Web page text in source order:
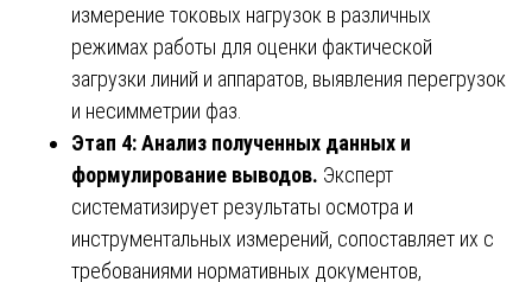
измерение токовых нагрузок в различных
режимах работы для оценки фактической
загрузки линий и аппаратов, выявления перегрузок
и несимметрии фаз.
Этап 4: Анализ полученных данных и
формулирование выводов. Эксперт
систематизирует результаты осмотра и
инструментальных измерений, сопоставляет их с
требованиями нормативных документов,